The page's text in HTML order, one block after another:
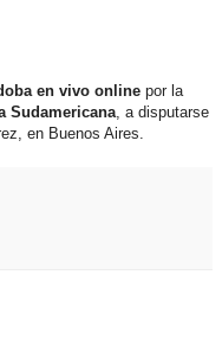
en vivo online por la
Sudamericana, a disputarse
en Buenos Aires.